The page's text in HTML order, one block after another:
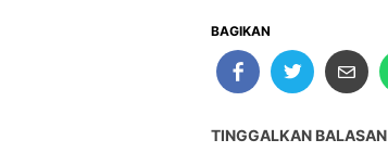
BAGIKAN
TINGGALKAN BALASAN